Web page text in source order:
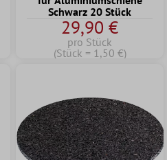
Schwarz 20 Stück
29,90 €
pro Stück
(Stück = 1,50 €)